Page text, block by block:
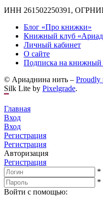
ИНН 261502250391,
Блог «Про книжки»
Книжный клуб
Личный кабинет
О сайте
Подписка на книжный
© Ариаднина нить – Proudly
Silk Lite by Pixelgrade.
Главная
Вход
Вход
Регистрация
Регистрация
Авторизация
Регистрация
*
*
Войти с помощью: